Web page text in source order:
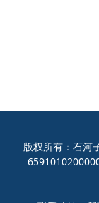
版权所有：石河